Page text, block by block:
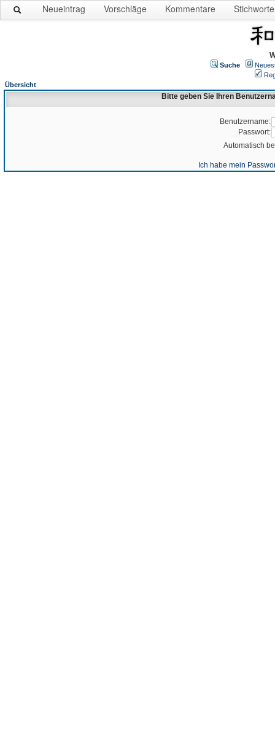
Neueintrag Vorschläge Kommentare Stichworte
Suche
Übersicht
Bitte geben Sie Ihren
Benutzername:
Passwort:
Automatisch
Ich habe mein